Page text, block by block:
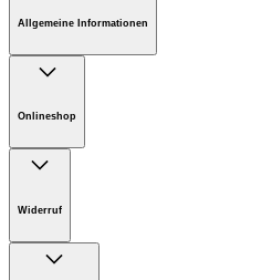
Nachhaltigkeit
Allgemeine Informationen
Onlineshop
Widerruf
Sie möchten etwas zurücksenden?